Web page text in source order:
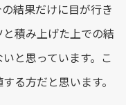
結果だけに目が行き
積み上げた上での結
と思っています。こ
る方だと思います。